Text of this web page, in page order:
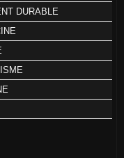
DURABLE